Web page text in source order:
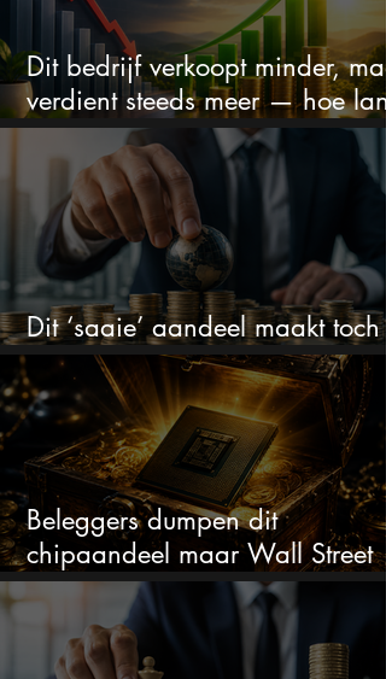
Dit bedrijf verkoopt minder,
verdient steeds meer — hoe
kan dit sprookje doorgaan?
Dit ‘saaie’ aandeel maakt toch
bizar veel winst
Beleggers dumpen dit
chipaandeel maar Wall Street
ziet een zeldzame koopkans